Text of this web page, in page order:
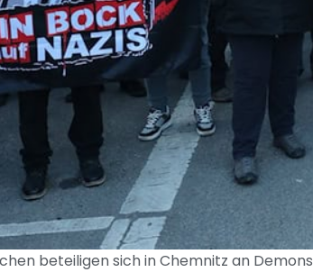
beteiligen sich in Chemnitz an